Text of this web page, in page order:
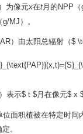
）为像元x在t月的NPP
MJ）。
）由太阳总辐射（$
）表示$ t $月在像元$ x
位面积植被在特定时
。